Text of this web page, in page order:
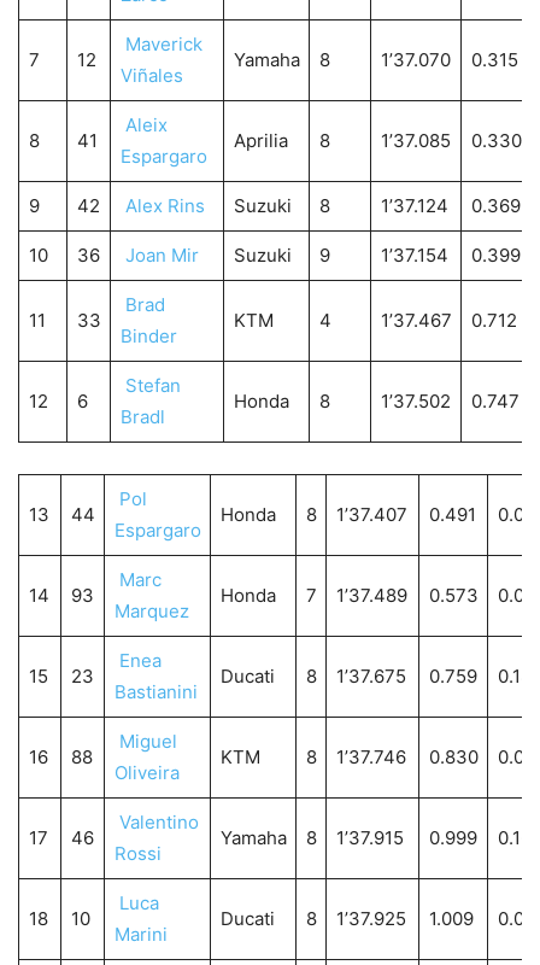
7 12
Maverick
Viñales
Yamaha 8 1’37.070 0.315
8 41
Aleix
Espargaro
Aprilia 8 1’37.085 0.330
9 42 Alex Rins Suzuki 8 1’37.124 0.369
10 36 Joan Mir Suzuki 9 1’37.154 0.399
11 33
Brad
Binder
KTM 4 1’37.467 0.712
12 6
Stefan
Bradl
Honda 8 1’37.502 0.747
13 44
Pol
Espargaro
Honda 8 1’37.407 0.491
14 93
Marc
Marquez
Honda 7 1’37.489 0.573
15 23
Enea
Bastianini
Ducati 8 1’37.675 0.759
16 88
Miguel
Oliveira
KTM 8 1’37.746 0.830
17 46
Valentino
Rossi
Yamaha 8 1’37.915 0.999
18 10
Luca
Marini
Ducati 8 1’37.925 1.009